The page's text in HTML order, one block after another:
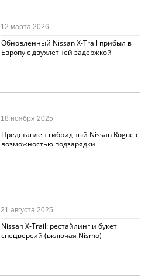
Обновленный Nissan X-Trail прибыл в
Европу с двухлетней задержкой
12 марта 2026
Представлен гибридный Nissan Rogue с
возможностью подзарядки
18 ноября 2025
Nissan X-Trail: рестайлинг и букет
спецверсий (включая Nismo)
21 августа 2025